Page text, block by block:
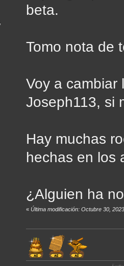
beta.
Tomo nota de
Voy a cambiar
Joseph113, si
Hay muchas
hechas en los
¿Alguien ha
«Última modificación: Octubre 30,